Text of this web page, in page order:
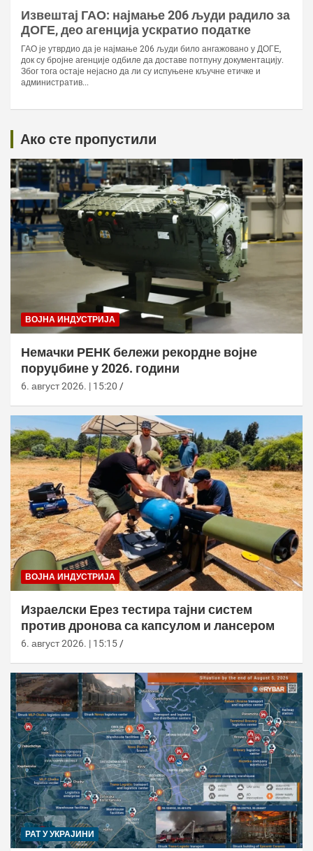
Ако сте пропустили
ВОЈНА ИНДУСТРИЈА
Немачки РЕНК бележи рекордне војне
поруџбине у 2026. години
6. август 2026. | 15:20
ВОЈНА ИНДУСТРИЈА
Израелски Ерез тестира тајни систем
против дронова са капсулом и лансером
6. август 2026. | 15:15
РАТ У УКРАЈИНИ